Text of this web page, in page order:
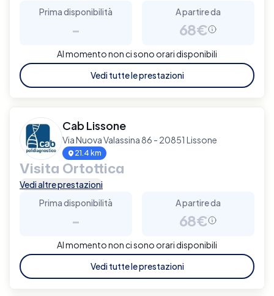
Prima disponibilità
-
A partire da
68€
Al momento non ci sono orari disponibili
Vedi tutte le prestazioni
Cab Lissone
Via Nuova Valassina 86 - 20851 Lissone
21.4 km
Visita Ortottica
Vedi altre prestazioni
Prima disponibilità
-
A partire da
68€
Al momento non ci sono orari disponibili
Vedi tutte le prestazioni